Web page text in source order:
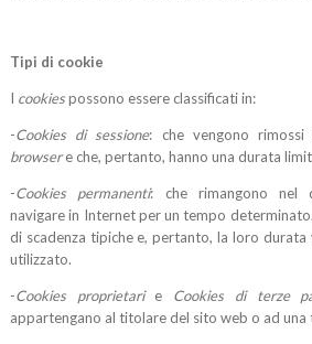
Tipi di cookie
I cookiespossono essere classificati in:
-Cookies di sessione: che vengono rimossi
browsere che, pertanto, hanno una durata
-Cookies permanenti: che rimangono nel
navigare in Internet per un tempo
di scadenza tipiche e, pertanto, la loro
utilizzato.
-Cookies proprietarie Cookies di terze
appartengano al titolare del sito web o ad una